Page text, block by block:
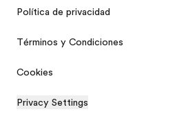
Política de privacidad
Términos y Condiciones
Cookies
Privacy Settings